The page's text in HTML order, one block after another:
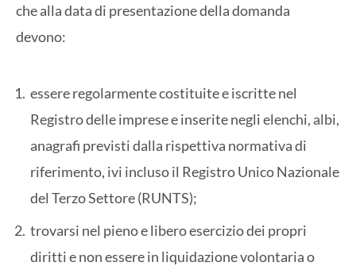
che alla data di presentazione della domanda
devono:
essere regolarmente costituite e iscritte nel
Registro delle imprese e inserite negli elenchi, albi,
anagrafi previsti dalla rispettiva normativa di
riferimento, ivi incluso il Registro Unico Nazionale
del Terzo Settore (RUNTS);
trovarsi nel pieno e libero esercizio dei propri
diritti e non essere in liquidazione volontaria o